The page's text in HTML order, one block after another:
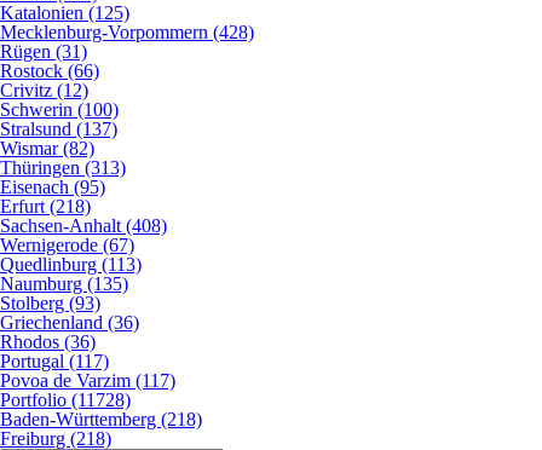
Katalonien (125)
Mecklenburg-Vorpommern (428)
Rügen (31)
Rostock (66)
Crivitz (12)
Schwerin (100)
Stralsund (137)
Wismar (82)
Thüringen (313)
Eisenach (95)
Erfurt (218)
Sachsen-Anhalt (408)
Wernigerode (67)
Quedlinburg (113)
Naumburg (135)
Stolberg (93)
Griechenland (36)
Rhodos (36)
Portugal (117)
Povoa de Varzim (117)
Portfolio (11728)
Baden-Württemberg (218)
Freiburg (218)